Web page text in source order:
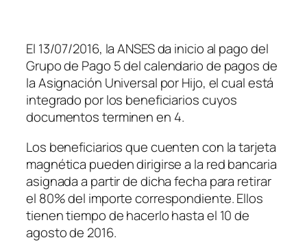
El 13/07/2016, la ANSES da inicio al pago del
Grupo de Pago 5 del calendario de pagos de
la Asignación Universal por Hijo, el cual está
integrado por los beneficiarios cuyos
documentos terminen en 4.
Los beneficiarios que cuenten con la tarjeta
magnética pueden dirigirse a la red bancaria
asignada a partir de dicha fecha para retirar
el 80% del importe correspondiente. Ellos
tienen tiempo de hacerlo hasta el 10 de
agosto de 2016.